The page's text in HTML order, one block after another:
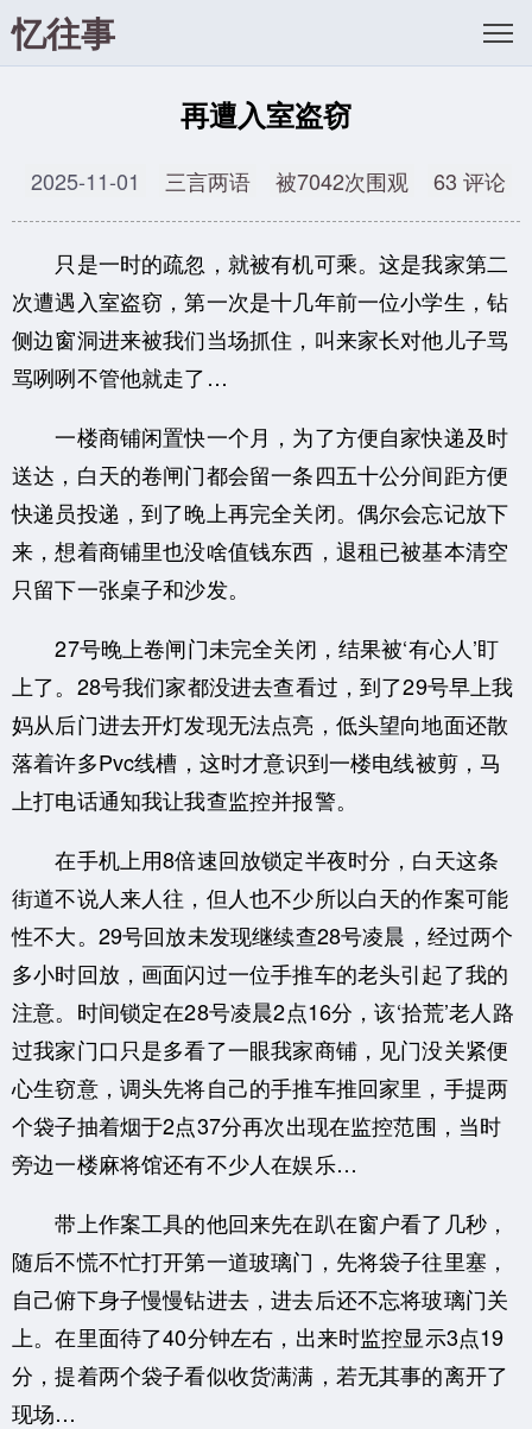
忆往事
再遭入室盗窃
2025-11-01 三言两语 被7042次围观 63 评论
只是一时的疏忽，就被有机可乘。这是我家第二
次遭遇入室盗窃，第一次是十几年前一位小学生，钻
侧边窗洞进来被我们当场抓住，叫来家长对他儿子骂
骂咧咧不管他就走了…
一楼商铺闲置快一个月，为了方便自家快递及时
送达，白天的卷闸门都会留一条四五十公分间距方便
快递员投递，到了晚上再完全关闭。偶尔会忘记放下
来，想着商铺里也没啥值钱东西，退租已被基本清空
只留下一张桌子和沙发。
27号晚上卷闸门未完全关闭，结果被‘有心人’盯
上了。28号我们家都没进去查看过，到了29号早上我
妈从后门进去开灯发现无法点亮，低头望向地面还散
落着许多Pvc线槽，这时才意识到一楼电线被剪，马
上打电话通知我让我查监控并报警。
在手机上用8倍速回放锁定半夜时分，白天这条
街道不说人来人往，但人也不少所以白天的作案可能
性不大。29号回放未发现继续查28号凌晨，经过两个
多小时回放，画面闪过一位手推车的老头引起了我的
注意。时间锁定在28号凌晨2点16分，该‘拾荒’老人路
过我家门口只是多看了一眼我家商铺，见门没关紧便
心生窃意，调头先将自己的手推车推回家里，手提两
个袋子抽着烟于2点37分再次出现在监控范围，当时
旁边一楼麻将馆还有不少人在娱乐…
带上作案工具的他回来先在趴在窗户看了几秒，
随后不慌不忙打开第一道玻璃门，先将袋子往里塞，
自己俯下身子慢慢钻进去，进去后还不忘将玻璃门关
上。在里面待了40分钟左右，出来时监控显示3点19
分，提着两个袋子看似收货满满，若无其事的离开了
现场…